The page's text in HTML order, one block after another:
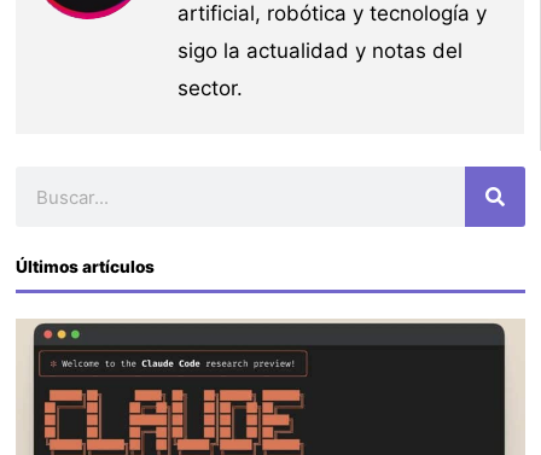
artificial, robótica y tecnología y
sigo la actualidad y notas del
sector.
Últimos artículos